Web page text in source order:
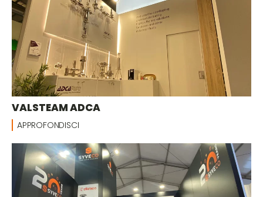
VALSTEAM ADCA
APPROFONDISCI